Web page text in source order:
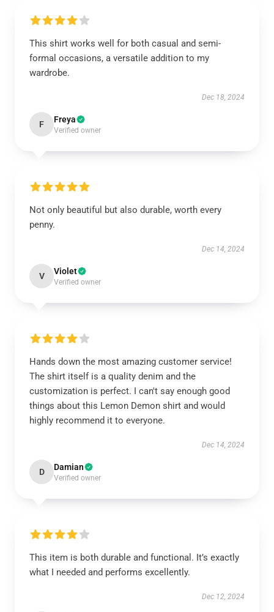
This shirt works well for both casual and semi-
formal occasions, a versatile addition to my
wardrobe.
Dec 18, 2024
F Freya
Verified owner
Not only beautiful but also durable, worth every
penny.
Dec 14, 2024
V Violet
Verified owner
Hands down the most amazing customer service!
The shirt itself is a quality denim and the
customization is perfect. I can't say enough good
things about this Lemon Demon shirt and would
highly recommend it to everyone.
Dec 14, 2024
D Damian
Verified owner
This item is both durable and functional. It’s exactly
what I needed and performs excellently.
Dec 12, 2024